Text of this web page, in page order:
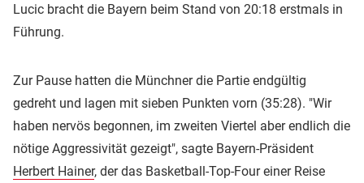
Lucic bracht die Bayern beim Stand von 20:18 erstmals in
Führung.
Zur Pause hatten die Münchner die Partie endgültig
gedreht und lagen mit sieben Punkten vorn (35:28). "Wir
haben nervös begonnen, im zweiten Viertel aber endlich die
nötige Aggressivität gezeigt", sagte Bayern-Präsident
Herbert Hainer, der das Basketball-Top-Four einer Reise